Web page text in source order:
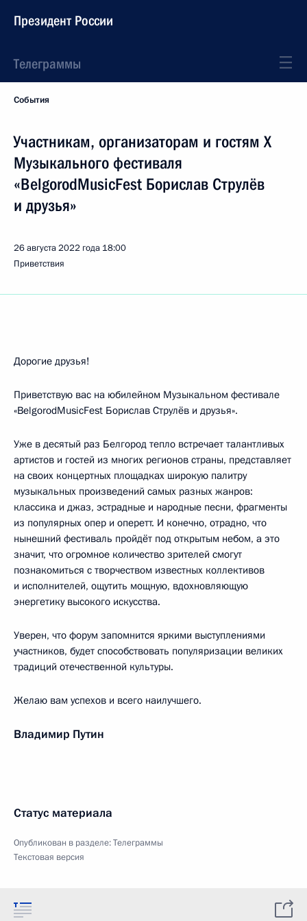
Президент России
Телеграммы
События
Участникам, организаторам и гостям X
Музыкального фестиваля
«BelgorodMusicFest Борислав Струлёв
и друзья»
26 августа 2022 года 18:00
Приветствия
Дорогие друзья!
Приветствую вас на юбилейном Музыкальном фестивале
«BelgorodMusicFest Борислав Струлёв и друзья».
Уже в десятый раз Белгород тепло встречает талантливых
артистов и гостей из многих регионов страны, представляет
на своих концертных площадках широкую палитру
музыкальных произведений самых разных жанров:
классика и джаз, эстрадные и народные песни, фрагменты
из популярных опер и оперетт. И конечно, отрадно, что
нынешний фестиваль пройдёт под открытым небом, а это
значит, что огромное количество зрителей смогут
познакомиться с творчеством известных коллективов
и исполнителей, ощутить мощную, вдохновляющую
энергетику высокого искусства.
Уверен, что форум запомнится яркими выступлениями
участников, будет способствовать популяризации великих
традиций отечественной культуры.
Желаю вам успехов и всего наилучшего.
Владимир Путин
Статус материала
Опубликован в разделе:Телеграммы
Текстовая версия